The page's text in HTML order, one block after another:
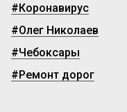
#Коронавирус
#Олег Николаев
#Чебоксары
#Ремонт дорог